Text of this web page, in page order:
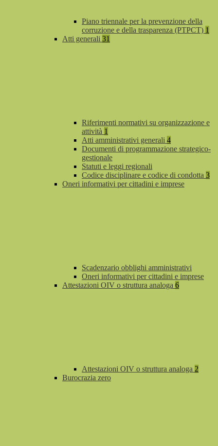
Piano triennale per la prevenzione della
corruzione e della trasparenza (PTPCT) 1
Atti generali 31
Riferimenti normativi su organizzazione e
attività 1
Atti amministrativi generali 4
Documenti di programmazione strategico-
gestionale
Statuti e leggi regionali
Codice disciplinare e codice di condotta 3
Oneri informativi per cittadini e imprese
Scadenzario obblighi amministrativi
Oneri informativi per cittadini e imprese
Attestazioni OIV o struttura analoga 6
Attestazioni OIV o struttura analoga 2
Burocrazia zero